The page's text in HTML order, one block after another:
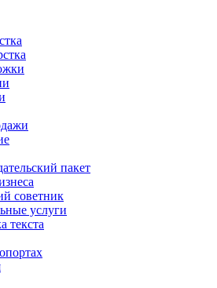
пакет
советник
услуги
текста